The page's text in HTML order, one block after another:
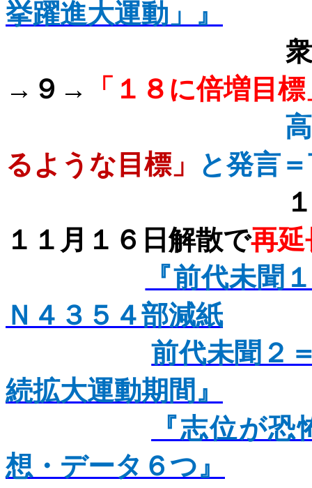
挙躍進大運動」』
衆議院議席
→９→
「１８に倍増目
るような目標」
と発言
１５カ
１１月１６日解散で再延
『前代未聞
Ｎ４３５４部減紙
前代未聞２
続拡大運動期間』
『志位が
想・データ６つ』